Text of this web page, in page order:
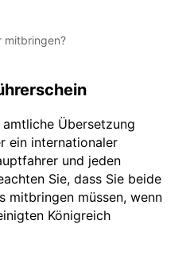
mitbringen?
Übersetzung
ein internationaler
und jeden
Sie, dass Sie beide
mitbringen müssen, wenn
Königreich